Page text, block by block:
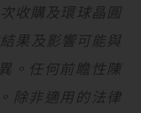
收購及環球晶圓
果及影響可能與
。任何前瞻性陳
除非適用的法律